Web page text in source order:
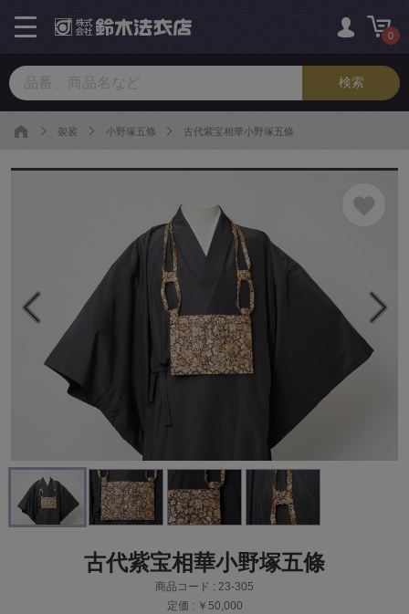
0
toggle
navigation
袈裟 小野塚五條 古代紫宝相華小野塚五條
古代紫宝相華小野塚五條
商品コード : 23-305
定価 : ￥50,000